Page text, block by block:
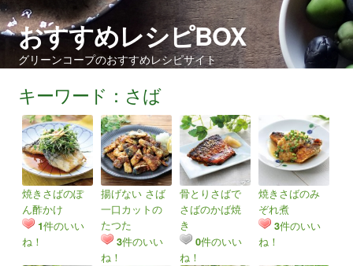
おすすめレシピBOX
グリーンコープのおすすめレシピサイト
キーワード：さば
焼きさばのぽ
ん酢かけ
1件のいい
ね！
揚げない さば
一口カットの
たつた
3件のいい
ね！
骨とりさばで
さばのかば焼
き
0件のいい
ね！
焼きさばのみ
ぞれ煮
3件のいい
ね！